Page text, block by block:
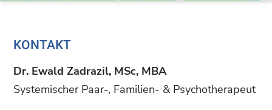
KONTAKT
Dr. Ewald Zadrazil, MSc, MBA
Systemischer Paar-, Familien- & Psychotherapeut